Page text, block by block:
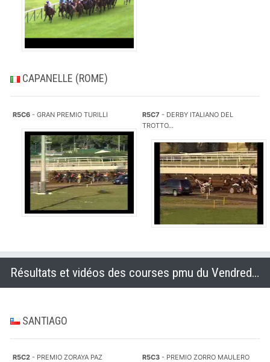
CAPANELLE (ROME)
R5C6 - GRAN PREMIO TURILLI R5C7 - DERBY ITALIANO DEL
TROTTO...
Résultats et vidéos des courses pmu du Vendredi 3 octobre 2014
SANTIAGO
R5C2 - PREMIO ZORAYA PAZ R5C3 - PREMIO ZORRO MAULERO